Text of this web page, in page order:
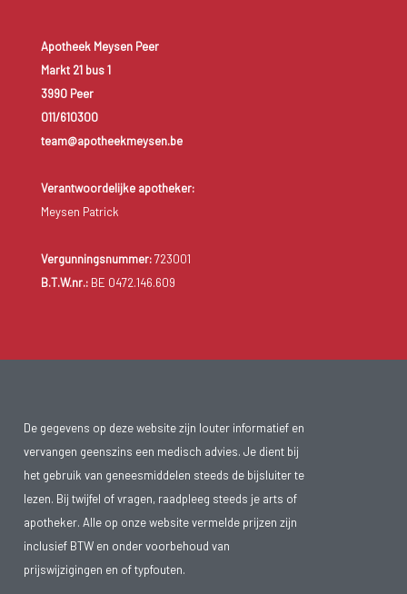
Apotheek Meysen Peer
Markt 21 bus 1
3990 Peer
011/610300
team@apotheekmeysen.be
Verantwoordelijke apotheker:
Meysen Patrick
Vergunningsnummer:723001
B.T.W.nr.:BE 0472.146.609
De gegevens op deze website zijn louter informatief en
vervangen geenszins een medisch advies. Je dient bij
het gebruik van geneesmiddelen steeds de bijsluiter te
lezen. Bij twijfel of vragen, raadpleeg steeds je arts of
apotheker. Alle op onze website vermelde prijzen zijn
inclusief BTW en onder voorbehoud van
prijswijzigingen en of typfouten.